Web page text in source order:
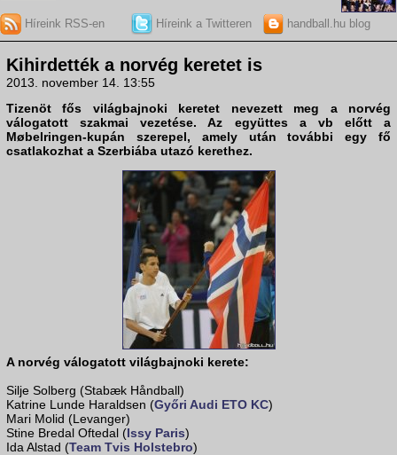
Híreink RSS-en Híreink a Twitteren handball.hu blog
Kihirdették a norvég keretet is
2013. november 14. 13:55
Tizenöt fős világbajnoki keretet nevezett meg a norvég
válogatott szakmai vezetése. Az együttes a vb előtt a
Møbelringen-kupán szerepel, amely után további egy fő
csatlakozhat a Szerbiába utazó kerethez.
A norvég válogatott világbajnoki kerete:
Silje Solberg (Stabæk Håndball)
Katrine Lunde Haraldsen (Győri Audi ETO KC)
Mari Molid (Levanger)
Stine Bredal Oftedal (Issy Paris)
Ida Alstad (Team Tvis Holstebro)